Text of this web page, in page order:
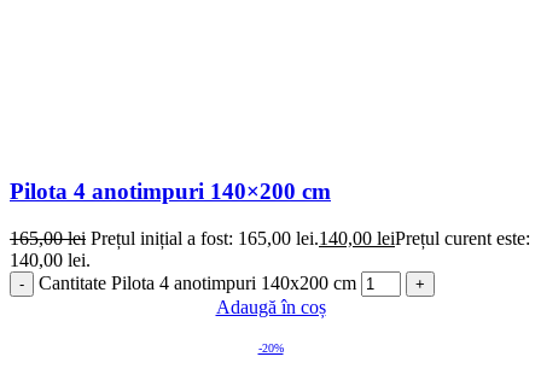
Pilota 4 anotimpuri 140×200 cm
165,00lei Prețul inițial a fost: 165,00 lei.140,00 leiPrețul curent este:
140,00 lei.
Cantitate Pilota 4 anotimpuri 140x200 cm
Adaugă în coș
-20%